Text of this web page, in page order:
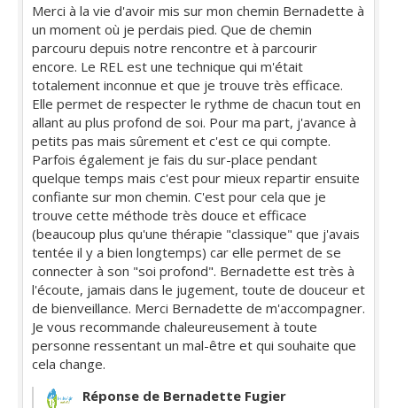
Merci à la vie d'avoir mis sur mon chemin Bernadette à
un moment où je perdais pied. Que de chemin
parcouru depuis notre rencontre et à parcourir
encore. Le REL est une technique qui m'était
totalement inconnue et que je trouve très efficace.
Elle permet de respecter le rythme de chacun tout en
allant au plus profond de soi. Pour ma part, j'avance à
petits pas mais sûrement et c'est ce qui compte.
Parfois également je fais du sur-place pendant
quelque temps mais c'est pour mieux repartir ensuite
confiante sur mon chemin. C'est pour cela que je
trouve cette méthode très douce et efficace
(beaucoup plus qu'une thérapie "classique" que j'avais
tentée il y a bien longtemps) car elle permet de se
connecter à son "soi profond". Bernadette est très à
l'écoute, jamais dans le jugement, toute de douceur et
de bienveillance. Merci Bernadette de m'accompagner.
Je vous recommande chaleureusement à toute
personne ressentant un mal-être et qui souhaite que
cela change.
Réponse de Bernadette Fugier